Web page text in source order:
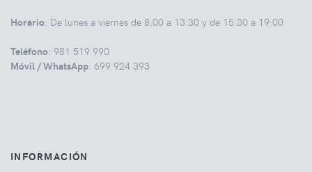
Horario: De lunes a viernes de 8:00 a 13:30 y de 15:30 a 19:00
Teléfono: 981 519 990
Móvil / WhatsApp: 699 924 393
INFORMACIÓN